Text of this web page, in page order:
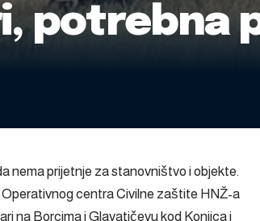
potrebna
nema prijetnje za stanovništvo i objekte.
centra Civilne zaštite HNŽ-a
na Borcima i Glavatičevu kod Konjica i